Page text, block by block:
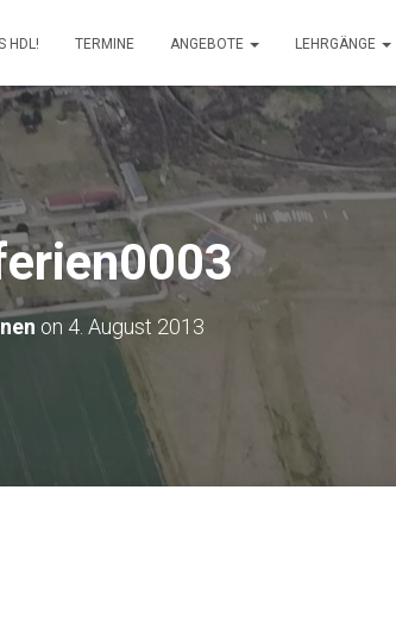
HDL! TERMINE ANGEBOTE LEHRGÄNGE
on 4. August 2013